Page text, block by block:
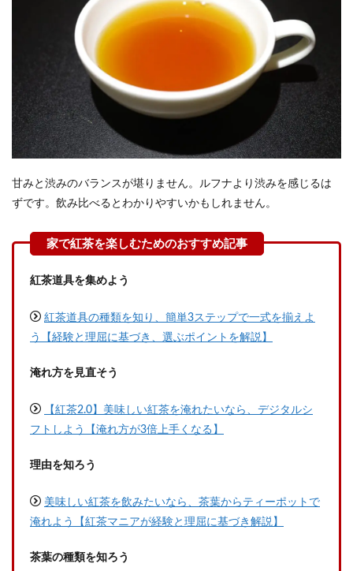
甘みと渋みのバランスが堪りません。ルフナより渋みを感じるは
ずです。飲み比べるとわかりやすいかもしれません。
紅茶道具を集めよう
紅茶道具の種類を知り、簡単3ステップで一式を揃えよ
う【経験と理屈に基づき、選ぶポイントを解説】
淹れ方を見直そう
【紅茶2.0】美味しい紅茶を淹れたいなら、デジタルシ
フトしよう【淹れ方が3倍上手くなる】
理由を知ろう
美味しい紅茶を飲みたいなら、茶葉からティーポットで
淹れよう【紅茶マニアが経験と理屈に基づき解説】
茶葉の種類を知ろう